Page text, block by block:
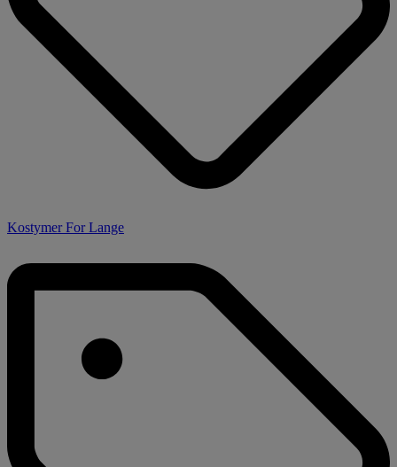
Kostymer For Lange